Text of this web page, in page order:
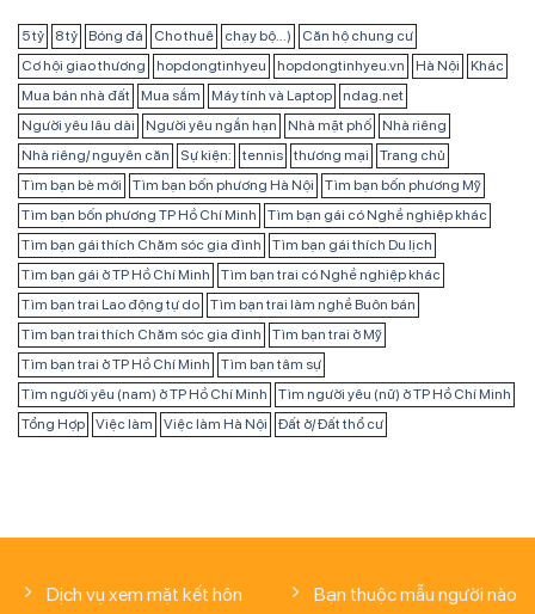
5 tỷ 8 tỷ Bóng đá Cho thuê chạy bộ...)
Căn hộ chung cư
Cơ hội giao thương
hopdongtinhyeu hopdongtinhyeu.vn Hà Nội
Khác
Mua bán nhà đất
Mua sắm Máy tính và Laptop
ndag.net
Người yêu lâu dài
Người yêu ngắn hạn Nhà mặt phố
Nhà riêng
Nhà riêng/ nguyên căn
Sự kiện: tennis thương mại
Trang chủ
Tìm bạn bè mới
Tìm bạn bốn phương Hà Nội
Tìm bạn bốn phương Mỹ
Tìm bạn bốn phương TP Hồ Chí Minh
Tìm bạn gái có Nghề nghiệp khác
Tìm bạn gái thích Chăm sóc gia đình
Tìm bạn gái thích Du lịch
Tìm bạn gái ở TP Hồ Chí Minh
Tìm bạn trai có Nghề nghiệp khác
Tìm bạn trai Lao động tự do
Tìm bạn trai làm nghề Buôn bán
Tìm bạn trai thích Chăm sóc gia đình
Tìm bạn trai ở Mỹ
Tìm bạn trai ở TP Hồ Chí Minh
Tìm bạn tâm sự
Tìm người yêu (nam) ở TP Hồ Chí Minh
Tìm người yêu (nữ) ở TP Hồ Chí Minh
Tổng Hợp
Việc làm Việc làm Hà Nội Đất ở/ Đất thổ cư
Dịch vụ xem mặt kết hôn Bạn thuộc mẫu người nào